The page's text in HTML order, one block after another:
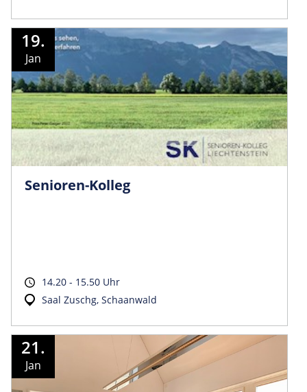
19.
Jan
Senioren-Kolleg
14.20 - 15.50 Uhr
Saal Zuschg, Schaanwald
21.
Jan